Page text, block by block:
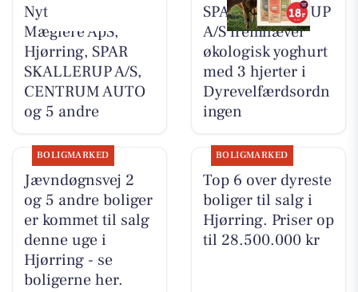
Nyt fra Byens
Mæglere ApS,
Hjørring, SPAR
SKALLERUP A/S,
CENTRUM AUTO
og 5 andre
SPAR SKALLERUP
A/S fremhæver
økologisk yoghurt
med 3 hjerter i
Dyrevelfærdsordn
ingen
BOLIGMARKED
Jævndøgnsvej 2
og 5 andre boliger
er kommet til salg
denne uge i
Hjørring - se
boligerne her.
BOLIGMARKED
Top 6 over dyreste
boliger til salg i
Hjørring. Priser op
til 28.500.000 kr